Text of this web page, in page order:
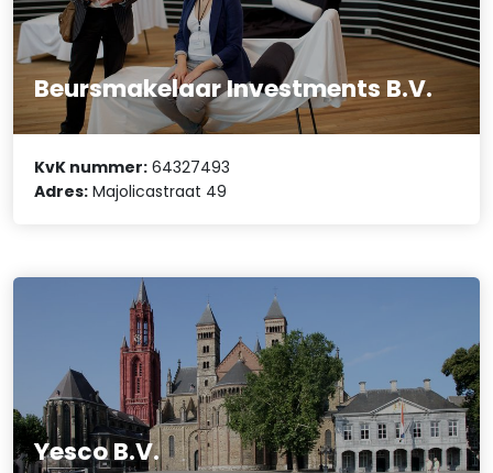
Beursmakelaar Investments B.V.
KvK nummer: 64327493
Adres: Majolicastraat 49
Yesco B.V.